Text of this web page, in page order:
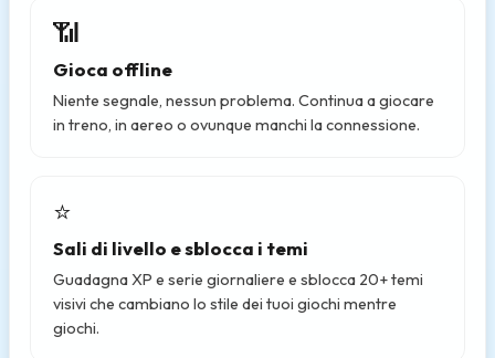
📶
Gioca offline
Niente segnale, nessun problema. Continua a giocare
in treno, in aereo o ovunque manchi la connessione.
⭐
Sali di livello e sblocca i temi
Guadagna XP e serie giornaliere e sblocca 20+ temi
visivi che cambiano lo stile dei tuoi giochi mentre
giochi.